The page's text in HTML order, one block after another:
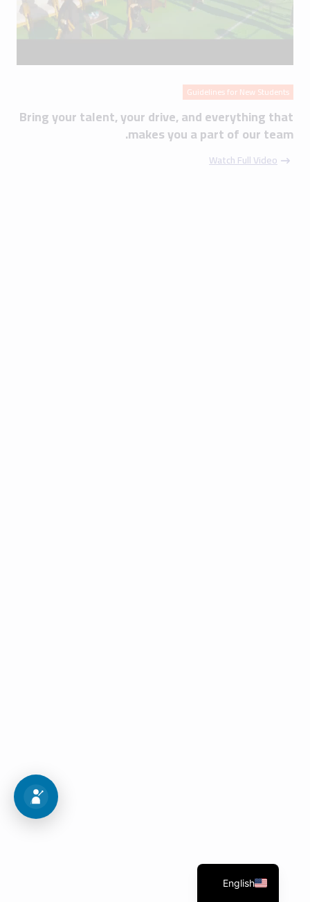
Guidelines for New Students
Bring your talent, your drive, and everything that
makes you a part of our team.
Watch Full Video
English